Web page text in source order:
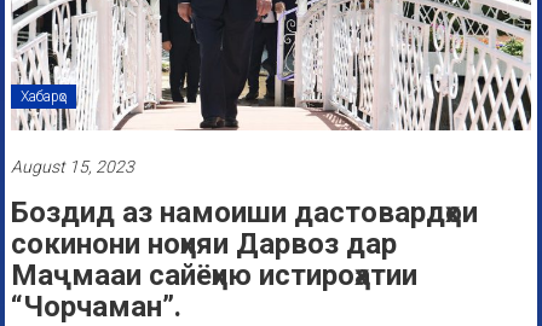
Хабарҳо
August 15, 2023
Боздид аз намоиши дастовардҳои
сокинони ноҳияи Дарвоз дар
Маҷмааи сайëҳию истироҳатии
“Чорчаман”.